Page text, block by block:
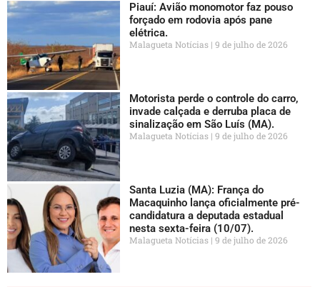
Piauí: Avião monomotor faz pouso
forçado em rodovia após pane
elétrica.
Malagueta Notícias 9 de julho de 2026
Motorista perde o controle do carro,
invade calçada e derruba placa de
sinalização em São Luís (MA).
Malagueta Notícias 9 de julho de 2026
Santa Luzia (MA): França do
Macaquinho lança oficialmente pré-
candidatura a deputada estadual
nesta sexta-feira (10/07).
Malagueta Notícias 9 de julho de 2026